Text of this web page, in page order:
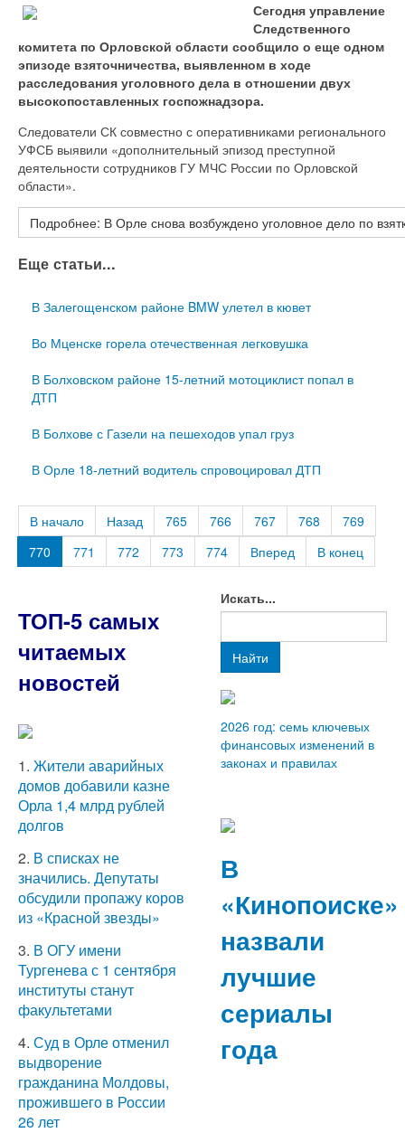
Сегодня управление
Следственного
комитета по Орловской области сообщило о еще одном
эпизоде взяточничества, выявленном в ходе
расследования уголовного дела в отношении двух
высокопоставленных госпожнадзора.
Следователи СК совместно с оперативниками регионального
УФСБ выявили «дополнительный эпизод преступной
деятельности сотрудников ГУ МЧС России по Орловской
области».
Подробнее: В Орле снова возбуждено уголовное дело по
Еще статьи...
В Залегощенском районе BMW улетел в кювет
Во Мценске горела отечественная легковушка
В Болховском районе 15-летний мотоциклист попал в
ДТП
В Болхове с Газели на пешеходов упал груз
В Орле 18-летний водитель спровоцировал ДТП
В начало Назад 765 766 767 768
769
770
771 772 773 774 Вперед В конец
ТОП-5 самых
читаемых
новостей
1. Жители аварийных
домов добавили казне
Орла 1,4 млрд рублей
долгов
2. В списках не
значились. Депутаты
обсудили пропажу коров
из «Красной звезды»
3. В ОГУ имени
Тургенева с 1 сентября
институты станут
факультетами
4. Суд в Орле отменил
выдворение
гражданина Молдовы,
прожившего в России
26 лет
Искать...
Найти
2026 год: семь ключевых
финансовых изменений в
законах и правилах
В
«Кинопоиске»
назвали
лучшие
сериалы
года